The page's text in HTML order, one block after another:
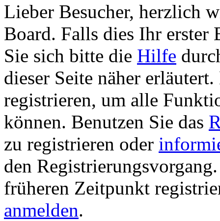
Lieber Besucher, herzlich
Board. Falls dies Ihr erster
Sie sich bitte die Hilfe
dieser Seite näher
registrieren, um alle
können. Benutzen Sie das
zu registrieren oder
den
früheren Zeitpunkt
anmelden.